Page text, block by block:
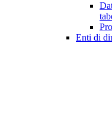
Enti di